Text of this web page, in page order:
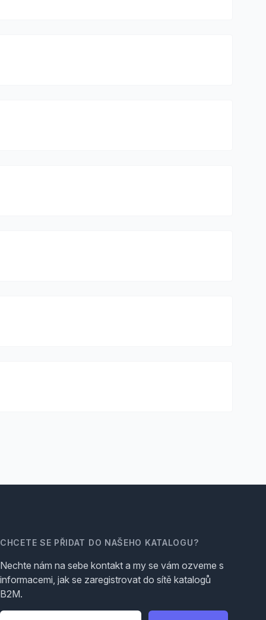
CHCETE SE PŘIDAT DO NAŠEHO KATALOGU?
Nechte nám na sebe kontakt a my se vám ozveme s
informacemi, jak se zaregistrovat do sítě katalogů
B2M.
Telefon